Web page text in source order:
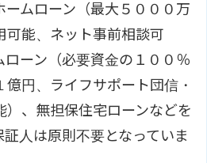
ームローン（最大５０００万
可能、ネット事前相談可
ーン（必要資金の１００％
億円、ライフサポート団信・
）、無担保住宅ローンなどを
人は原則不要となっていま